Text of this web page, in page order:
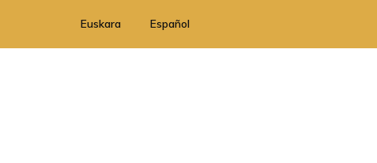
Euskara Español